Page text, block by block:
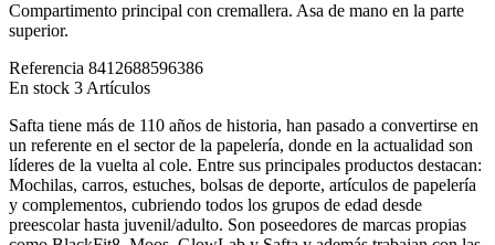
Compartimento principal con cremallera. Asa de mano en la parte
superior.
Referencia 8412688596386
En stock 3 Artículos
Safta tiene más de 110 años de historia, han pasado a convertirse en
un referente en el sector de la papelería, donde en la actualidad son
líderes de la vuelta al cole. Entre sus principales productos destacan:
Mochilas, carros, estuches, bolsas de deporte, artículos de papelería
y complementos, cubriendo todos los grupos de edad desde
preescolar hasta juvenil/adulto. Son poseedores de marcas propias